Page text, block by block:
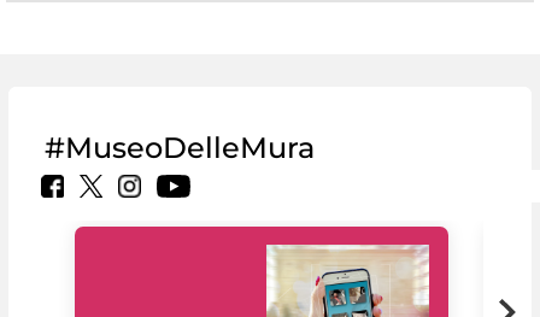
#MuseoDelleMura